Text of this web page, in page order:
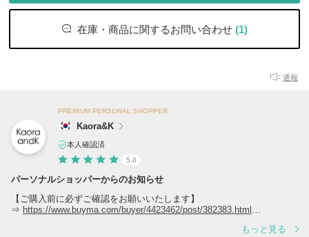
在庫・商品に関するお問い合わせ (1)
通報
PREMIUM PERSONAL SHOPPER
Kaora&K
本人確認済
5.0
パーソナルショッパーからのお知らせ
【ご購入前に必ずご確認をお願いいたします】
⇒ https://www.buyma.com/buyer/4423462/post/382383.html
※ご注文の確定(決済完了)時点で、こちらの内容にご了承いただいたも
もっと見る